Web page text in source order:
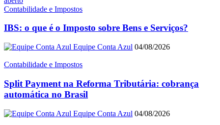
Contabilidade e Impostos
IBS: o que é o Imposto sobre Bens e Serviços?
Equipe Conta Azul 04/08/2026
Contabilidade e Impostos
Split Payment na Reforma Tributária: cobrança
automática no Brasil
Equipe Conta Azul 04/08/2026